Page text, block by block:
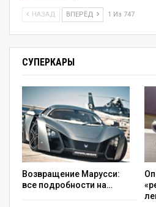
НАЗАД ВПЕРЁД 1 Из 747
СУПЕРКАРЫ
Возвращение Марусси:
все подробности на…